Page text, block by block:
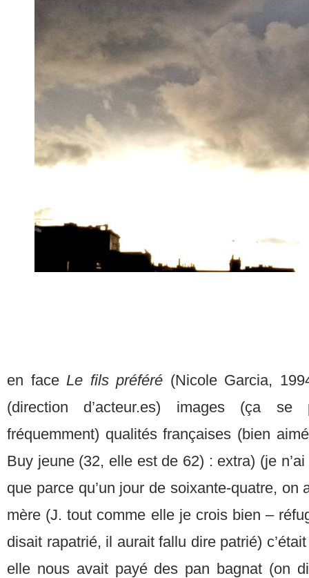
en face Le fils préféré (Nicole Garcia,
(direction d’acteur.es) images (ça
fréquemment) qualités françaises (bien
Buy jeune (32, elle est de 62) : extra) (je
que parce qu’un jour de soixante-quatre, on
mère (J. tout comme elle je crois bien –
disait rapatrié, il aurait fallu dire patrié)
elle nous avait payé des pan bagnat (on